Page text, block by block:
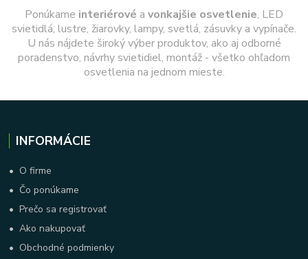
Ponúkame interiérové a vonkajšie osvetlenie, LED
svietidlá, lustre, žiarovky, lampy, svetlá, zásuvky a vypínače.
U nás nájdete široký výber produktov, ako aj odborné
poradenstvo, návrhy svietidiel, montáž - všetko ohľadom
osvetlenia na jednom mieste.
INFORMÁCIE
• O firme
• Čo ponúkame
•Prečo sa registrovať
•Ako nakupovať
• Obchodné podmienky